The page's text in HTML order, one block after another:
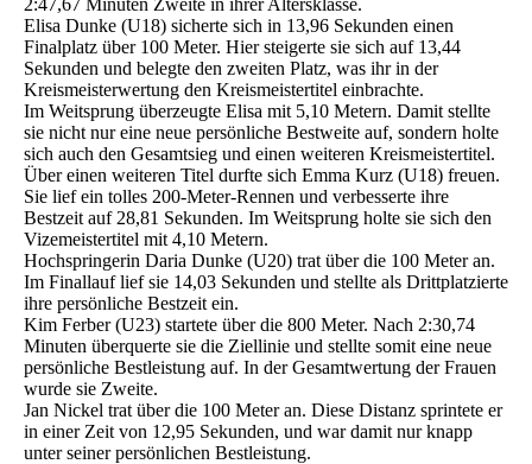
2:47,67 Minuten Zweite in ihrer Altersklasse.
Elisa Dunke (U18) sicherte sich in 13,96 Sekunden einen
Finalplatz über 100 Meter. Hier steigerte sie sich auf 13,44
Sekunden und belegte den zweiten Platz, was ihr in der
Kreismeisterwertung den Kreismeistertitel einbrachte.
Im Weitsprung überzeugte Elisa mit 5,10 Metern. Damit stellte
sie nicht nur eine neue persönliche Bestweite auf, sondern holte
sich auch den Gesamtsieg und einen weiteren Kreismeistertitel.
Über einen weiteren Titel durfte sich Emma Kurz (U18) freuen.
Sie lief ein tolles 200-Meter-Rennen und verbesserte ihre
Bestzeit auf 28,81 Sekunden. Im Weitsprung holte sie sich den
Vizemeistertitel mit 4,10 Metern.
Hochspringerin Daria Dunke (U20) trat über die 100 Meter an.
Im Finallauf lief sie 14,03 Sekunden und stellte als Drittplatzierte
ihre persönliche Bestzeit ein.
Kim Ferber (U23) startete über die 800 Meter. Nach 2:30,74
Minuten überquerte sie die Ziellinie und stellte somit eine neue
persönliche Bestleistung auf. In der Gesamtwertung der Frauen
wurde sie Zweite.
Jan Nickel trat über die 100 Meter an. Diese Distanz sprintete er
in einer Zeit von 12,95 Sekunden, und war damit nur knapp
unter seiner persönlichen Bestleistung.